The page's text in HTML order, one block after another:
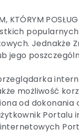
KTÓRYM
Jednakże
jego
możliwość
od
Portalu